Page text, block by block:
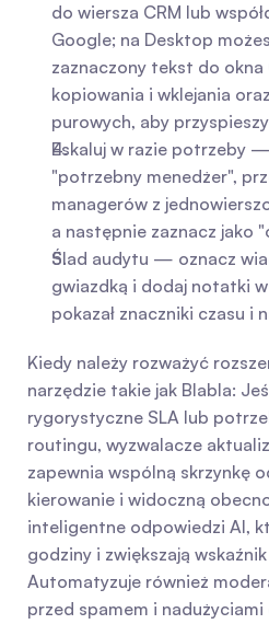
do wiersza CRM lub
Google; na Desktop
zaznaczony tekst do okna
kopiowania i wklejania
purowych, aby
Eskaluj w razie potrzeby
"potrzebny menedżer",
managerów z
a następnie zaznacz jako
Ślad audytu — oznacz
gwiazdką i dodaj notatki
pokazał znaczniki czasu i
Kiedy należy rozważyć
narzędzie takie jak Blabla:
rygorystyczne SLA lub
routingu, wyzwalacze
zapewnia wspólną skrzynkę
kierowanie i widoczną
inteligentne odpowiedzi AI,
godziny i zwiększają
Automatyzuje również
przed spamem i nadużyciami